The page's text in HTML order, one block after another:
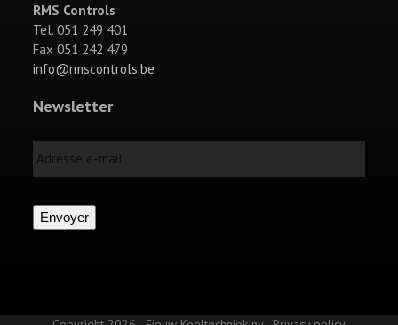
RMS Controls
Tel. 051 249 401
Fax 051 242 479
info@rmscontrols.be
Newsletter
Adresse
e-
mail
Envoyer